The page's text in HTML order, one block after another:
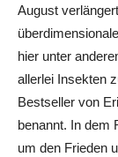
August
hier unter
allerlei Insekten
Bestseller von
benannt. In dem
um den Frieden